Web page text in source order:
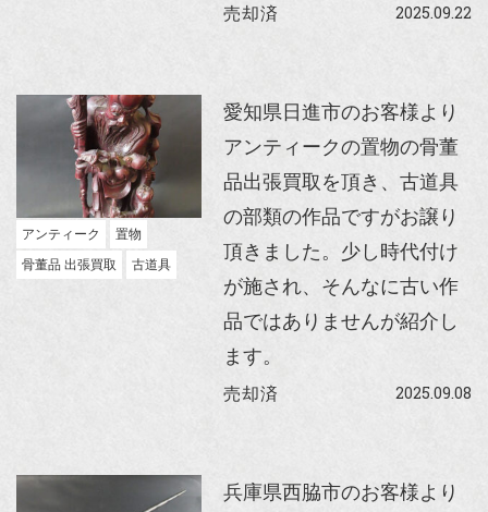
売却済 2025.09.22
アンティーク
置物
骨董品 出張買取
古道具
愛知県日進市のお客様より
アンティークの置物の骨董
品出張買取を頂き、古道具
の部類の作品ですがお譲り
頂きました。少し時代付け
が施され、そんなに古い作
品ではありませんが紹介し
ます。
売却済 2025.09.08
兵庫県西脇市のお客様より